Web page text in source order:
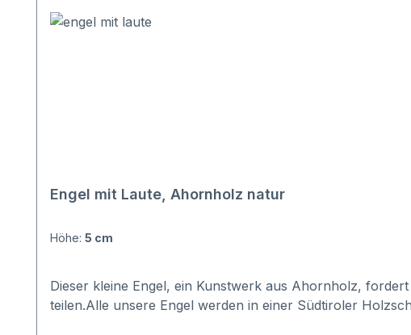
Engel mit Laute, Ahornholz natur
Höhe: 5 cm
Dieser kleine Engel, ein Kunstwerk aus Ahornholz,
teilen.Alle unsere Engel werden in einer Südtiroler